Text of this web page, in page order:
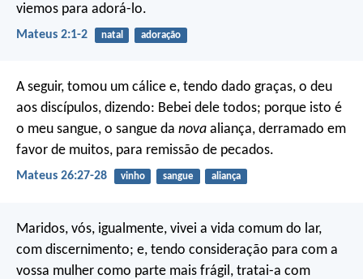
viemos para adorá-lo.
Mateus 2:1-2 natal adoração
A seguir, tomou um cálice e, tendo dado graças, o deu
aos discípulos, dizendo: Bebei dele todos; porque isto é
o meu sangue, o sangue da nova aliança, derramado em
favor de muitos, para remissão de pecados.
Mateus 26:27-28 vinho sangue aliança
Maridos, vós, igualmente, vivei a vida comum do lar,
com discernimento; e, tendo consideração para com a
vossa mulher como parte mais frágil, tratai-a com